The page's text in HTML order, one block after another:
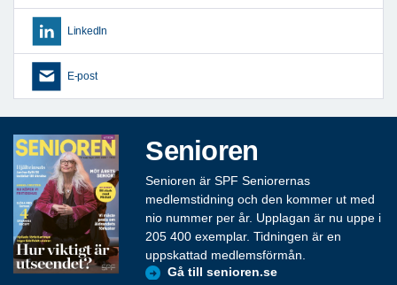
LinkedIn
E-post
Senioren
Senioren är SPF Seniorernas
medlemstidning och den kommer ut med
nio nummer per år. Upplagan är nu uppe i
205 400 exemplar. Tidningen är en
uppskattad medlemsförmån.
Gå till senioren.se